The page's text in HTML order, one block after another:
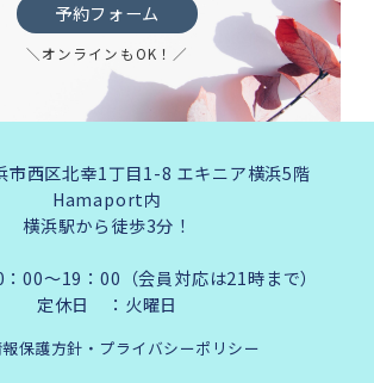
予約フォーム
＼オンラインもOK！／
市西区北幸1丁目1-8 エキニア横浜5階
Hamaport内
横浜駅から徒歩3分！
00～19：00（会員対応は21時まで）
定休日 ：火曜日
保護方針・プライバシーポリシー